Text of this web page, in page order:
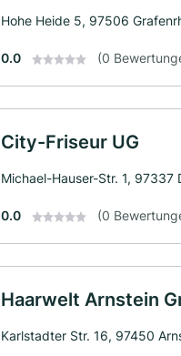
Hohe Heide 5, 97506
0.0 (0
City-Friseur UG
Michael-Hauser-Str. 1, 97337
0.0 (0
Haarwelt Arnstein
Karlstadter Str. 16, 97450